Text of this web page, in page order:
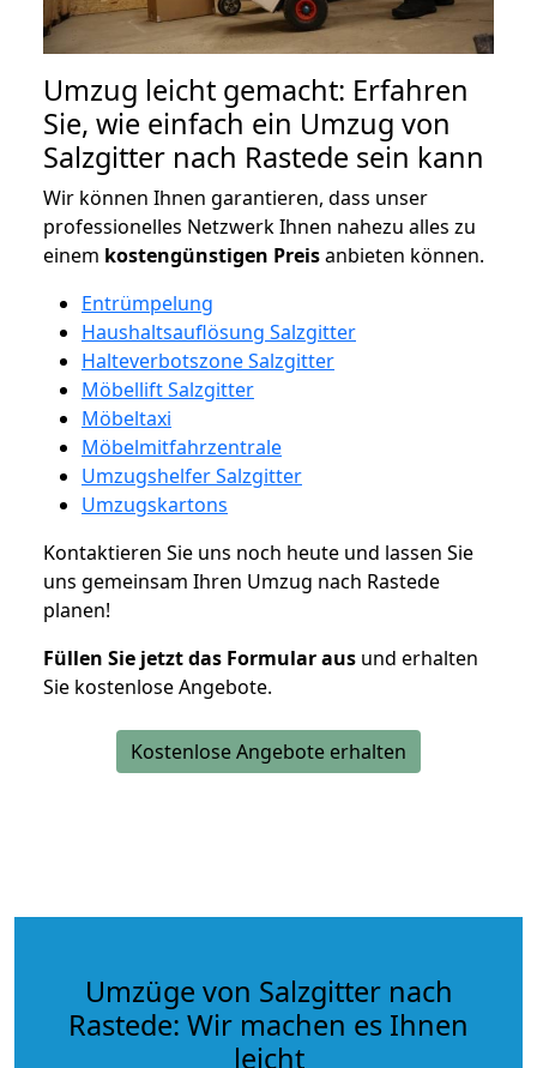
Umzug leicht gemacht: Erfahren
Sie, wie einfach ein Umzug von
Salzgitter nach Rastede sein kann
Wir können Ihnen garantieren, dass unser
professionelles Netzwerk Ihnen nahezu alles zu
einem kostengünstigen Preisanbieten können.
Entrümpelung
Haushaltsauflösung Salzgitter
Halteverbotszone Salzgitter
Möbellift Salzgitter
Möbeltaxi
Möbelmitfahrzentrale
Umzugshelfer Salzgitter
Umzugskartons
Kontaktieren Sie uns noch heute und lassen Sie
uns gemeinsam Ihren Umzug nach Rastede
planen!
Füllen Sie jetzt das Formular aus und erhalten
Sie kostenlose Angebote.
Kostenlose Angebote erhalten
Umzüge von Salzgitter nach
Rastede: Wir machen es Ihnen
leicht